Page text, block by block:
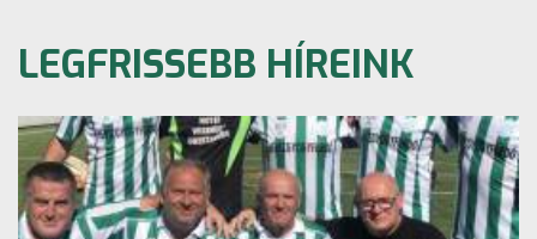
LEGFRISSEBB HÍREINK